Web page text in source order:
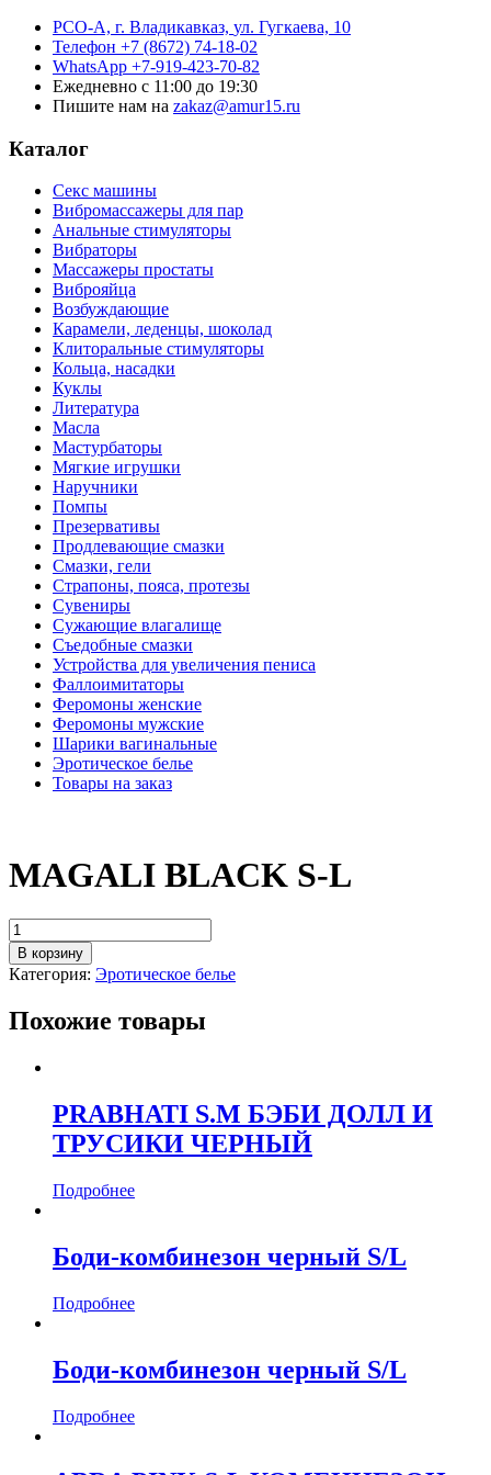
РСО-А, г. Владикавказ, ул. Гугкаева, 10
Телефон +7 (8672) 74-18-02
WhatsApp +7-919-423-70-82
Ежедневно с 11:00 до 19:30
Пишите нам на zakaz@amur15.ru
Каталог
Секс машины
Вибромассажеры для пар
Анальные стимуляторы
Вибраторы
Массажеры простаты
Виброяйца
Возбуждающие
Карамели, леденцы, шоколад
Клиторальные стимуляторы
Кольца, насадки
Куклы
Литература
Масла
Мастурбаторы
Мягкие игрушки
Наручники
Помпы
Презервативы
Продлевающие смазки
Смазки, гели
Страпоны, пояса, протезы
Сувениры
Сужающие влагалище
Съедобные смазки
Устройства для увеличения пениса
Фаллоимитаторы
Феромоны женские
Феромоны мужские
Шарики вагинальные
Эротическое белье
Товары на заказ
MAGALI BLACK S-L
В корзину
Категория: Эротическое белье
Похожие товары
PRABHATI S.M БЭБИ ДОЛЛ И
ТРУСИКИ ЧЕРНЫЙ
Подробнее
Боди-комбинезон черный S/L
Подробнее
Боди-комбинезон черный S/L
Подробнее